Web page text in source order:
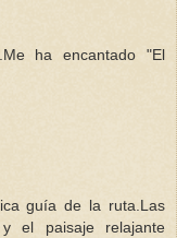
ha encantado "El
guía de la ruta.Las
el paisaje relajante